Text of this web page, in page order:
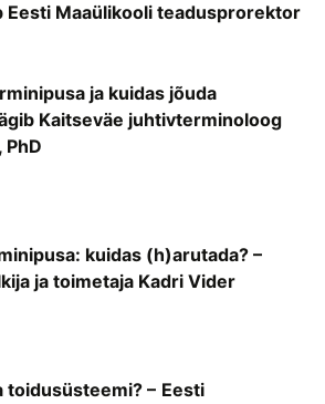
Eesti Maaülikooli teadusprorektor
ja kuidas jõuda
Kaitseväe juhtivterminoloog
kuidas (h)arutada? –
ja toimetaja Kadri Vider
toidusüsteemi? – Eesti